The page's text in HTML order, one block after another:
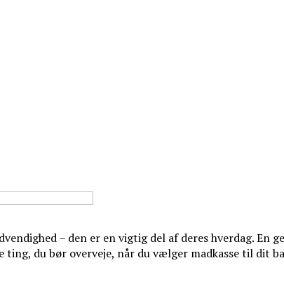
– den er en vigtig del af deres hverdag. En
du bør overveje, når du vælger madkasse til dit